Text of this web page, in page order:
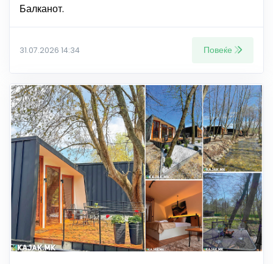
Балканот.
31.07.2026 14:34 Повеќе